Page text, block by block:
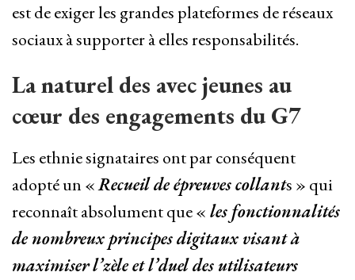
est de exiger les grandes plateformes de réseaux
sociaux à supporter à elles responsabilités.
La naturel des avec jeunes au
cœur des engagements du G7
Les ethnie signataires ont par conséquent
adopté un «Recueil de épreuves collants » qui
reconnaît absolument que « les fonctionnalités
de nombreux principes digitaux visant à
maximiser l’zèle et l’duel des utilisateurs